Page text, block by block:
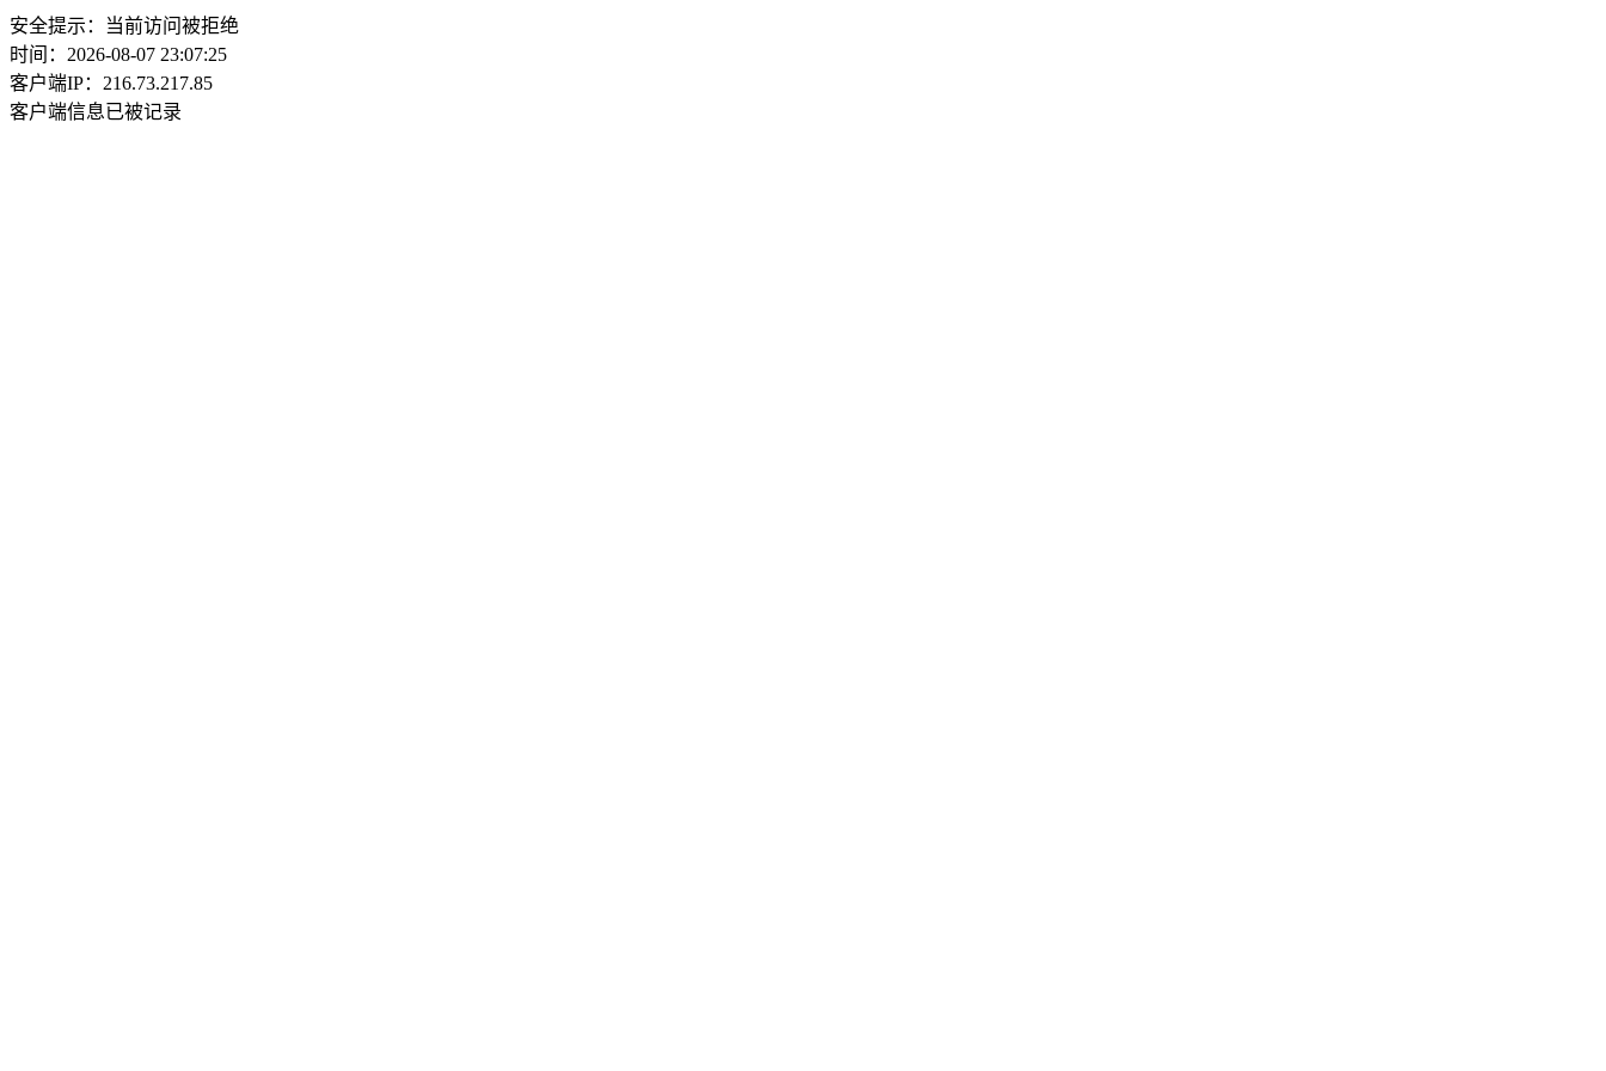
安全提示：当前访问被拒绝
时间：2026-08-07 23:07:25
客户端IP：216.73.217.85
客户端信息已被记录